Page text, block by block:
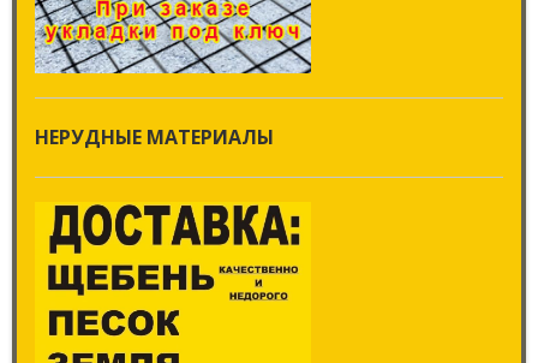
НЕРУДНЫЕ МАТЕРИАЛЫ